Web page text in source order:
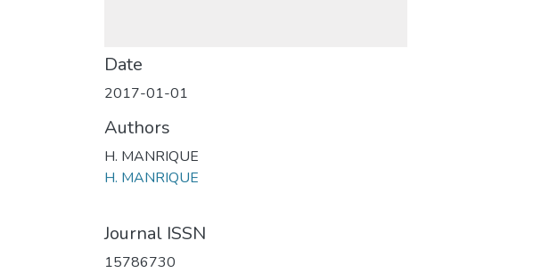
Date
2017-01-01
Authors
H. MANRIQUE
H. MANRIQUE
Journal ISSN
15786730